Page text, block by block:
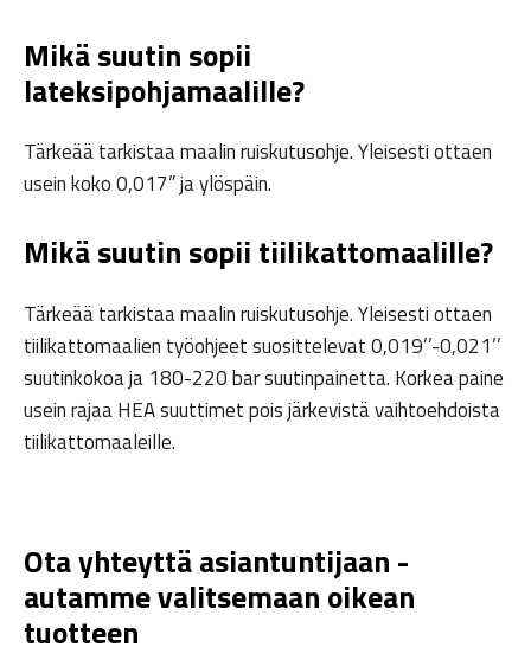
Mikä suutin sopii
lateksipohjamaalille?
Tärkeää tarkistaa maalin ruiskutusohje. Yleisesti ottaen
usein koko 0,017” ja ylöspäin.
Mikä suutin sopii tiilikattomaalille?
Tärkeää tarkistaa maalin ruiskutusohje. Yleisesti ottaen
tiilikattomaalien työohjeet suosittelevat 0,019’’-0,021’’
suutinkokoa ja 180-220 bar suutinpainetta. Korkea paine
usein rajaa HEA suuttimet pois järkevistä vaihtoehdoista
tiilikattomaaleille.
Ota yhteyttä asiantuntijaan -
autamme valitsemaan oikean
tuotteen